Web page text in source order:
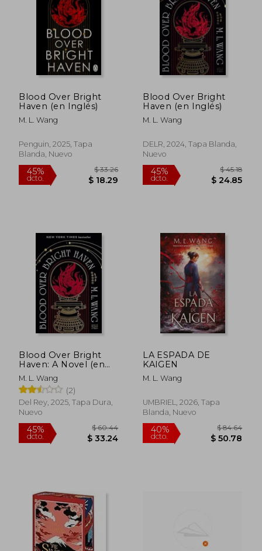
45%
dcto.
45%
dcto.
Blood Over Bright
Haven (en Inglés)
M. L. Wang
Penguin, 2025, Tapa
Blanda, Nuevo
45%
Blood Over Bright
Haven (en Inglés)
M. L. Wang
DELR, 2024, Tapa Blanda,
Nuevo
45%
Blood Over Bright
Haven: A Novel (en
Inglés)
M. L. Wang
(2)
Del Rey, 2025, Tapa Dura,
Nuevo
LA ESPADA DE
KAIGEN
M. L. Wang
UMBRIEL, 2026, Tapa
Blanda, Nuevo